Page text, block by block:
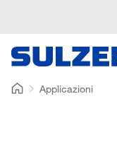
Applicazioni